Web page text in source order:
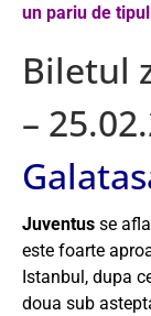
un pariu de
Biletul
–
Juventus se
este foarte
Istanbul, dupa
doua sub